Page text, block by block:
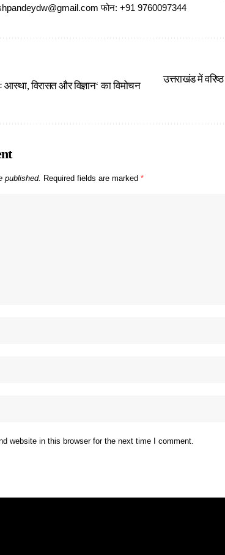
फोन: +91 9760097344
विरासत और विज्ञान‘ का विमोचन
उत्तराखंड में
published. Required fields are marked *
website in this browser for the next time I comment.